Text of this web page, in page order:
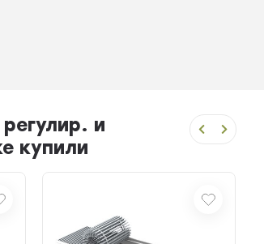
и
купили